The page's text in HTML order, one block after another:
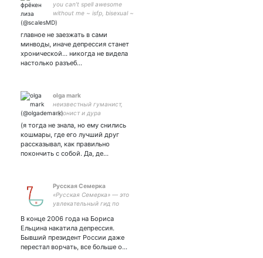
you can’t spell awesome
without me ~ isfp, bisexual ~
russia is a terrorist state
главное не заезжать в сами
минводы, иначе депрессия станет
хронической… никогда не видела
настолько разъеб…
olga mark
неизвестный гуманист,
гедонист и дура
(я тогда не знала, но ему снились
кошмары, где его лучший друг
рассказывал, как правильно
покончить с собой. Да, де…
Русская Семерка
«Русская Семерка» — это
увлекательный гид по
который охватывает
историю, науку, культуру,
медиа, психологию,
здоровье и развлечения.
В конце 2006 года на Бориса
Ельцина накатила депрессия.
Бывший президент России даже
перестал ворчать, все больше о…